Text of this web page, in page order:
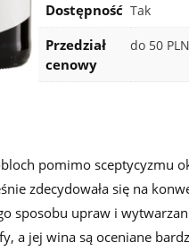
Dostępność Tak
Przedział
cenowy
do 50 PLN
pomimo sceptycyzmu
zdecydowała się na
sposobu upraw i
a jej wina są oceniane